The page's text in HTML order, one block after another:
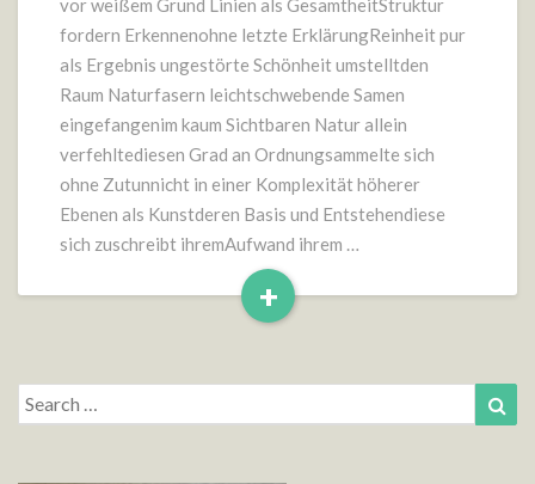
vor weißem Grund Linien als GesamtheitStruktur
fordern Erkennenohne letzte ErklärungReinheit pur
als Ergebnis ungestörte Schönheit umstelltden
Raum Naturfasern leichtschwebende Samen
eingefangenim kaum Sichtbaren Natur allein
verfehltediesen Grad an Ordnungsammelte sich
ohne Zutunnicht in einer Komplexität höherer
Ebenen als Kunstderen Basis und Entstehendiese
sich zuschreibt ihremAufwand ihrem …
+
Read
Search
for: